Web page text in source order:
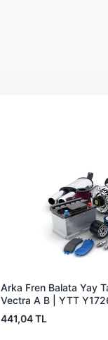
Arka Fren Balata Yay
Vectra A B | YTT
441,04 TL